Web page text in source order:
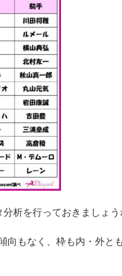
析を行っておきましょう
向もなく、枠も内・外と